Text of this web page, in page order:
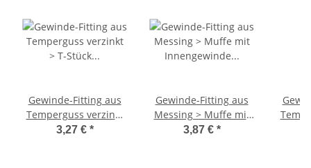
Gewinde-Fitting aus
Temperguss verzinkt
> T-Stück mit
3,27 € *
Gewinde-Fitting aus
Messing > Muffe mit
Innengewinde (IG-IG)
3,87 € *